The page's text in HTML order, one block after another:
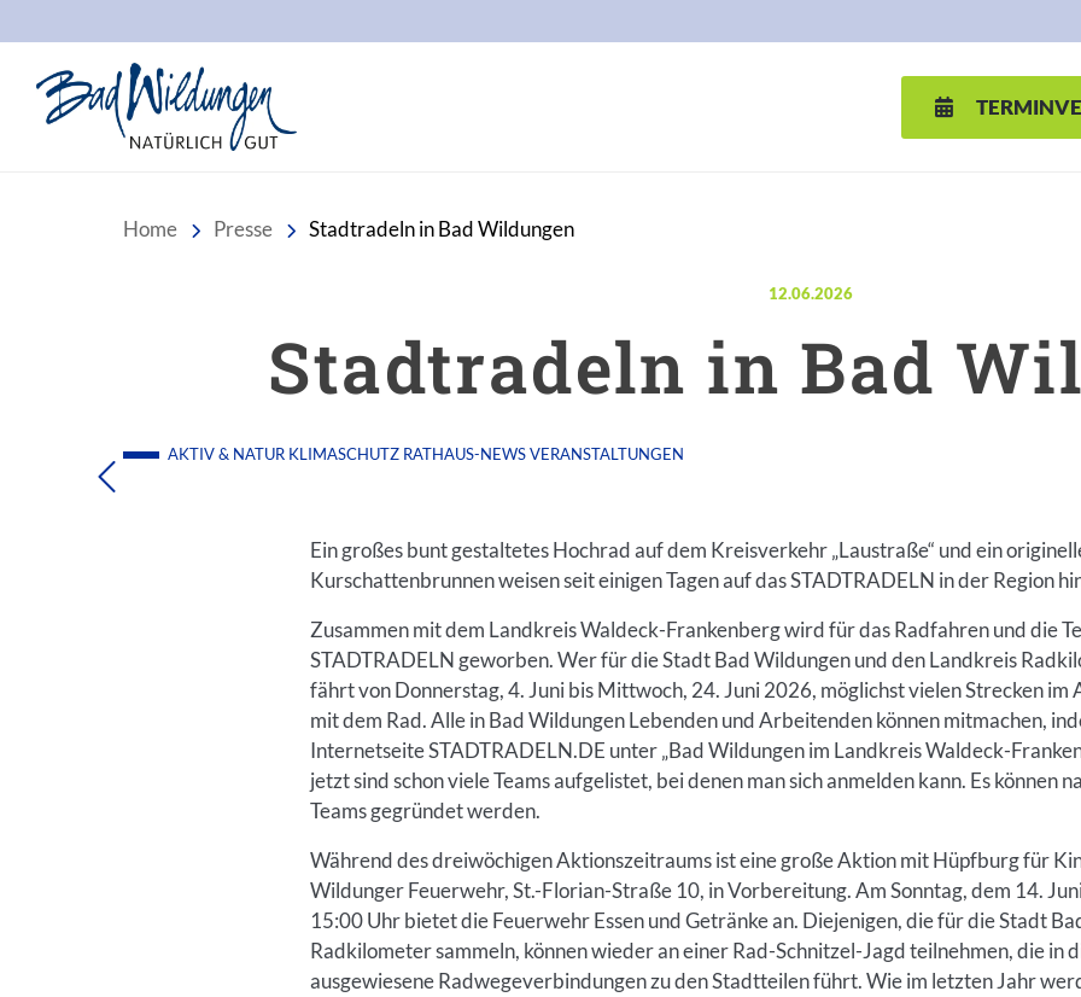
Home Presse Stadtradeln in Bad Wildungen
Veröffentlicht am:
12.06.2026
Stadtradeln in Bad
AKTIV & NATUR KLIMASCHUTZ RATHAUS-NEWSVERANSTALTUNGEN
Ein großes bunt gestaltetes Hochrad auf dem Kreisverkehr „Laustraße“ und ein
Kurschattenbrunnen weisen seit einigen Tagen auf das STADTRADELN in der Region
Zusammen mit dem Landkreis Waldeck-Frankenberg wird für das Radfahren und die
STADTRADELN geworben. Wer für die Stadt Bad Wildungen und den Landkreis
fährt von Donnerstag, 4. Juni bis Mittwoch, 24. Juni 2026, möglichst vielen Strecken im
mit dem Rad. Alle in Bad Wildungen Lebenden und Arbeitenden können mitmachen,
Internetseite STADTRADELN.DE unter „Bad Wildungen im Landkreis Waldeck-
jetzt sind schon viele Teams aufgelistet, bei denen man sich anmelden kann. Es können
Teams gegründet werden.
Während des dreiwöchigen Aktionszeitraums ist eine große Aktion mit Hüpfburg für
Wildunger Feuerwehr, St.-Florian-Straße 10, in Vorbereitung. Am Sonntag, dem 14.
15:00 Uhr bietet die Feuerwehr Essen und Getränke an. Diejenigen, die für die Stadt
Radkilometer sammeln, können wieder an einer Rad-Schnitzel-Jagd teilnehmen, die in
ausgewiesene Radwegeverbindungen zu den Stadtteilen führt. Wie im letzten Jahr